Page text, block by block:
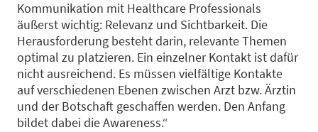
Kommunikation mit Healthcare Professionals
äußerst wichtig: Relevanz und Sichtbarkeit. Die
Herausforderung besteht darin, relevante Themen
optimal zu platzieren. Ein einzelner Kontakt ist dafür
nicht ausreichend. Es müssen vielfältige Kontakte
auf verschiedenen Ebenen zwischen Arzt bzw. Ärztin
und der Botschaft geschaffen werden. Den Anfang
bildet dabei die Awareness.“